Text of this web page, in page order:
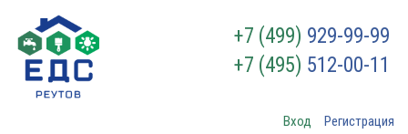
+7 (499) 929-99-99
+7 (495) 512-00-11
Вход
Регистрация